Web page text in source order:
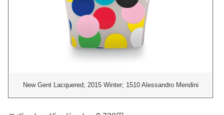
New Gent Lacquered; 2015 Winter; 1510 Alessandro Mendini